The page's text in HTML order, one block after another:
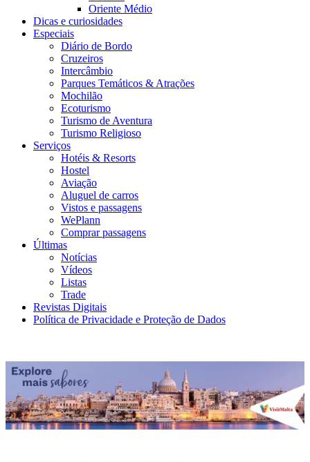
Oriente Médio
Dicas e curiosidades
Especiais
Diário de Bordo
Cruzeiros
Intercâmbio
Parques Temáticos & Atrações
Mochilão
Ecoturismo
Turismo de Aventura
Turismo Religioso
Serviços
Hotéis & Resorts
Hostel
Aviação
Aluguel de carros
Vistos e passagens
WePlann
Comprar passagens
Últimas
Notícias
Vídeos
Listas
Trade
Revistas Digitais
Política de Privacidade e Proteção de Dados